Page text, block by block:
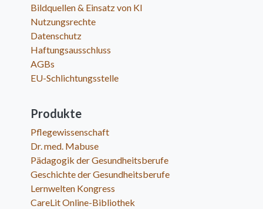
Bildquellen & Einsatz von KI
Nutzungsrechte
Datenschutz
Haftungsausschluss
AGBs
EU-Schlichtungsstelle
Produkte
Pflegewissenschaft
Dr. med. Mabuse
Pädagogik der Gesundheitsberufe
Geschichte der Gesundheitsberufe
Lernwelten Kongress
CareLit Online-Bibliothek